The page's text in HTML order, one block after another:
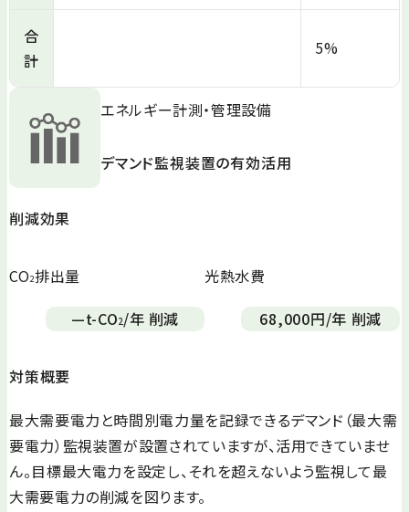
合
計
5%
エネルギー計測・管理設備
デマンド監視装置の有効活用
削減効果
CO2排出量
—t-CO2/年 削減
光熱水費
68,000円/年 削減
対策概要
最大需要電力と時間別電力量を記録できるデマンド（最大需
要電力）監視装置が設置されていますが、活用できていませ
ん。目標最大電力を設定し、それを超えないよう監視して最
大需要電力の削減を図ります。